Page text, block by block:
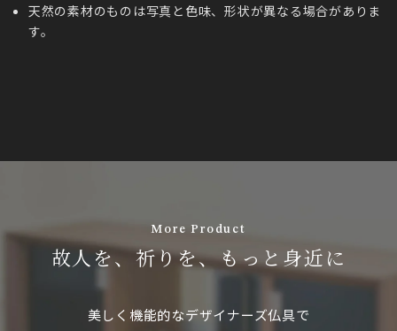
天然の素材のものは写真と色味、形状が異なる場合がありま
す。
More Product
故人を、祈りを、もっと身近に
美しく機能的なデザイナーズ仏具で